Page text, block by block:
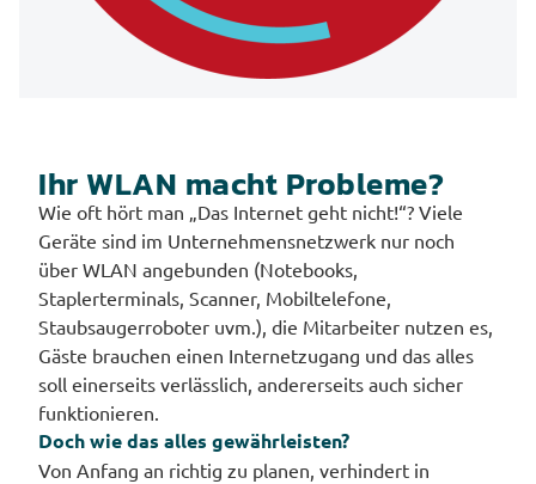
Ihr WLAN macht Probleme?
Wie oft hört man „Das Internet geht nicht!“? Viele
Geräte sind im Unternehmensnetzwerk nur noch
über WLAN angebunden (Notebooks,
Staplerterminals, Scanner, Mobiltelefone,
Staubsaugerroboter uvm.), die Mitarbeiter nutzen es,
Gäste brauchen einen Internetzugang und das alles
soll einerseits verlässlich, andererseits auch sicher
funktionieren.
Doch wie das alles gewährleisten?
Von Anfang an richtig zu planen, verhindert in